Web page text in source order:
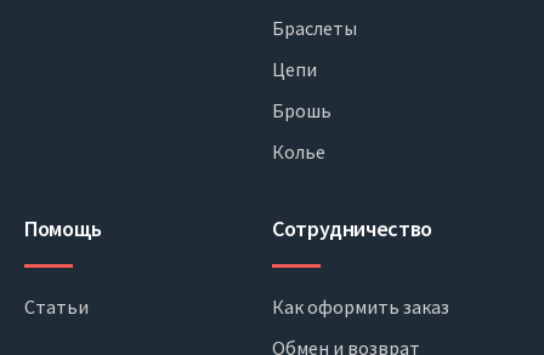
Браслеты
Цепи
Брошь
Колье
Помощь
Статьи
Сотрудничество
Как оформить заказ
Обмен и возврат